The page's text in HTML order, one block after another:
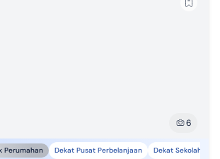
6
Perumahan Dekat Pusat Perbelanjaan Dekat Sekolah